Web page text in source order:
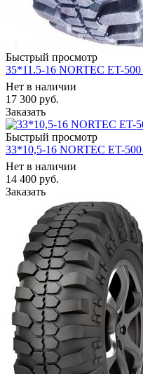
Быстрый просмотр
35*11.5-16 NORTEC ET-
Нет в наличии
17 300 руб.
Заказать
Быстрый просмотр
33*10,5-16 NORTEC ET-500
Нет в наличии
14 400 руб.
Заказать